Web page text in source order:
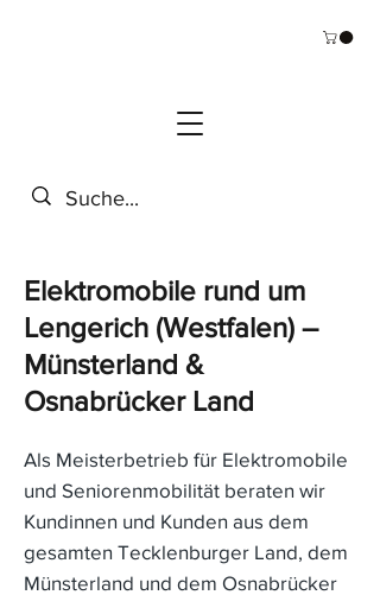
Elektromobile rund um
Lengerich (Westfalen) –
Münsterland &
Osnabrücker Land
Als Meisterbetrieb für Elektromobile
und Seniorenmobilität beraten wir
Kundinnen und Kunden aus dem
gesamten Tecklenburger Land, dem
Münsterland und dem Osnabrücker